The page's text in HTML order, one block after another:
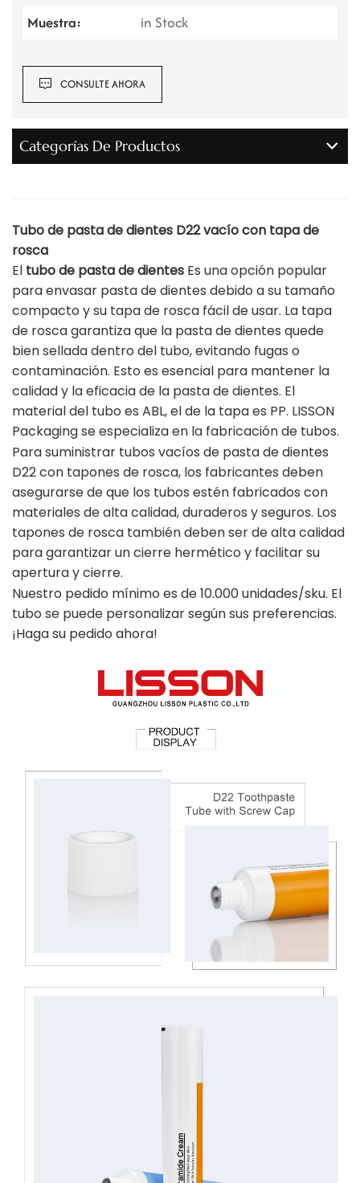
Muestra:
in Stock
CONSULTE AHORA
Categorías De Productos
Tubo de pasta de dientes D22 vacío con tapa de
rosca
El tubo de pasta de dientes Es una opción popular
para envasar pasta de dientes debido a su tamaño
compacto y su tapa de rosca fácil de usar. La tapa
de rosca garantiza que la pasta de dientes quede
bien sellada dentro del tubo, evitando fugas o
contaminación. Esto es esencial para mantener la
calidad y la eficacia de la pasta de dientes. El
material del tubo es ABL, el de la tapa es PP. LISSON
Packaging se especializa en la fabricación de tubos.
Para suministrar tubos vacíos de pasta de dientes
D22 con tapones de rosca, los fabricantes deben
asegurarse de que los tubos estén fabricados con
materiales de alta calidad, duraderos y seguros. Los
tapones de rosca también deben ser de alta calidad
para garantizar un cierre hermético y facilitar su
apertura y cierre.
Nuestro pedido mínimo es de 10.000 unidades/sku. El
tubo se puede personalizar según sus preferencias.
¡Haga su pedido ahora!